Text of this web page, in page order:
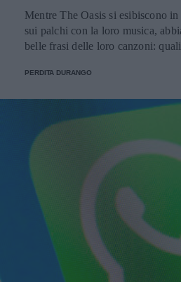
Mentre The Oasis si esibiscono
sui palchi con la loro musica,
belle frasi delle loro canzoni:
PERDITA DURANGO